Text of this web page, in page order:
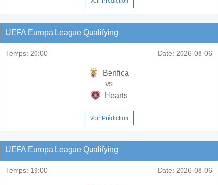
UEFA Europa League Qualifying
Temps: 20:00 Date: 2026-08-06
Benfica
vs
Hearts
Voir Prédiction
UEFA Europa League Qualifying
Temps: 19:00 Date: 2026-08-06